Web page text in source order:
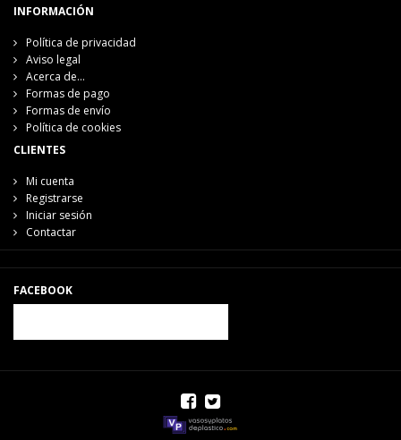
INFORMACIÓN
Política de privacidad
Aviso legal
Acerca de...
Formas de pago
Formas de envío
Política de cookies
CLIENTES
Mi cuenta
Registrarse
Iniciar sesión
Contactar
FACEBOOK